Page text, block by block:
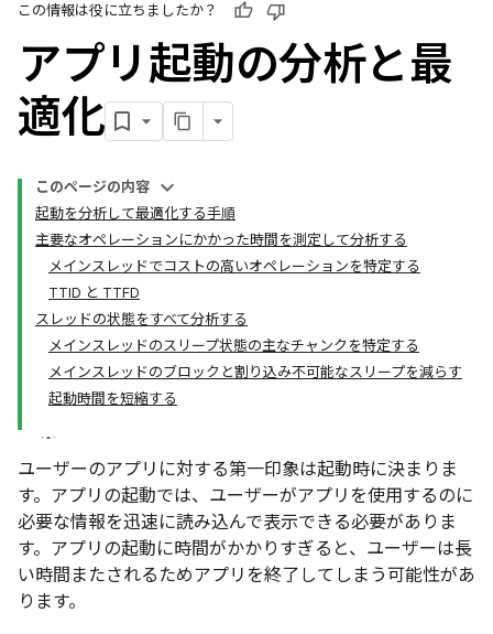
この情報は役に立ちましたか？
アプリ起動の分析と最
適化
このページの内容
起動を分析して最適化する手順
主要なオペレーションにかかった時間を測定して分析する
メインスレッドでコストの高いオペレーションを特定する
TTID と TTFD
スレッドの状態をすべて分析する
メインスレッドのスリープ状態の主なチャンクを特定する
メインスレッドのブロックと割り込み不可能なスリープを減らす
起動時間を短縮する
ユーザーのアプリに対する第一印象は起動時に決まりま
す。アプリの起動では、ユーザーがアプリを使用するのに
必要な情報を迅速に読み込んで表示できる必要がありま
す。アプリの起動に時間がかかりすぎると、ユーザーは長
い時間またされるためアプリを終了してしまう可能性があ
ります。